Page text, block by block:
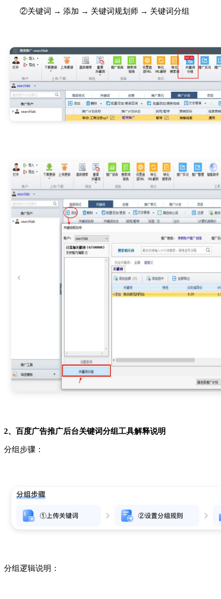
②关键词 → 添加 → 关键词规划师 → 关键词分组
2、百度广告推广后台关键词分组工具解释说明
分组步骤：
分组逻辑说明：